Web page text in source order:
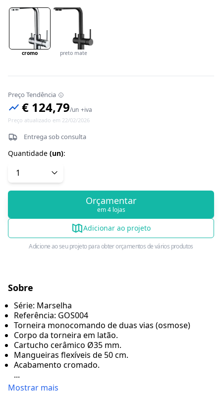
cromo preto mate
Preço Tendência
€ 124,79/un +iva
Preço atualizado em 22/02/2026
Entrega sob consulta
Quantidade (un):
Orçamentar
em 4 lojas
Adicionar ao projeto
Adicione ao seu projeto para obter orçamentos de vários produtos
Sobre
Série: Marselha
Referência: GOS004
Torneira monocomando de duas vias (osmose)
Corpo da torneira em latão.
Cartucho cerâmico Ø35 mm.
Mangueiras flexíveis de 50 cm.
Acabamento cromado.
...
Mostrar mais